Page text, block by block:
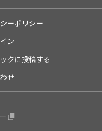
ーポリシー
ン
クに投稿する
せ